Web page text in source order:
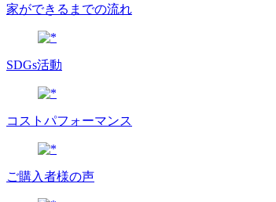
家ができるまでの流れ
SDGs活動
コストパフォーマンス
ご購入者様の声